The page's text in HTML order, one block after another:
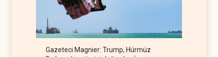
Pakistan ortak savunma
petrol ithalatını 40 yıl sonra
Gazeteci Magnier: Trump, Hürmüz